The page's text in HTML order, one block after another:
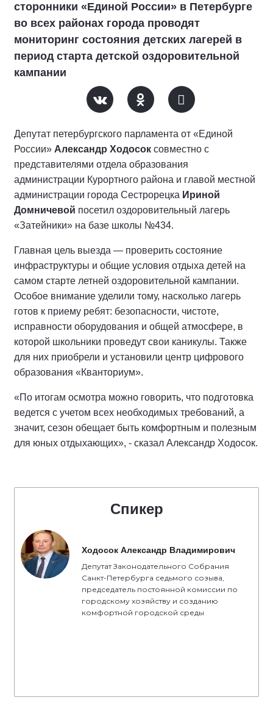
сторонники «Единой России» в Петербурге
во всех районах города проводят
мониторинг состояния детских лагерей в
период старта детской оздоровительной
кампании
Депутат петербургского парламента от «Единой
России» Александр Ходосок совместно с
представителями отдела образования
администрации Курортного района и главой местной
администрации города Сестрорецка Ириной
Домничевой посетил оздоровительный лагерь
«Затейники» на базе школы №434.
Главная цель выезда — проверить состояние
инфраструктуры и общие условия отдыха детей на
самом старте летней оздоровительной кампании.
Особое внимание уделили тому, насколько лагерь
готов к приему ребят: безопасности, чистоте,
исправности оборудования и общей атмосфере, в
которой школьники проведут свои каникулы. Также
для них приобрели и установили центр цифрового
образования «Кванториум».
«По итогам осмотра можно говорить, что подготовка
ведется с учетом всех необходимых требований, а
значит, сезон обещает быть комфортным и полезным
для юных отдыхающих», - сказал Александр Ходосок.
Спикер
Ходосок Александр Владимирович
Депутат Законодательного Собрания
Санкт-Петербурга седьмого созыва,
председатель постоянной комиссии по
городскому хозяйству и созданию
комфортной городской среды